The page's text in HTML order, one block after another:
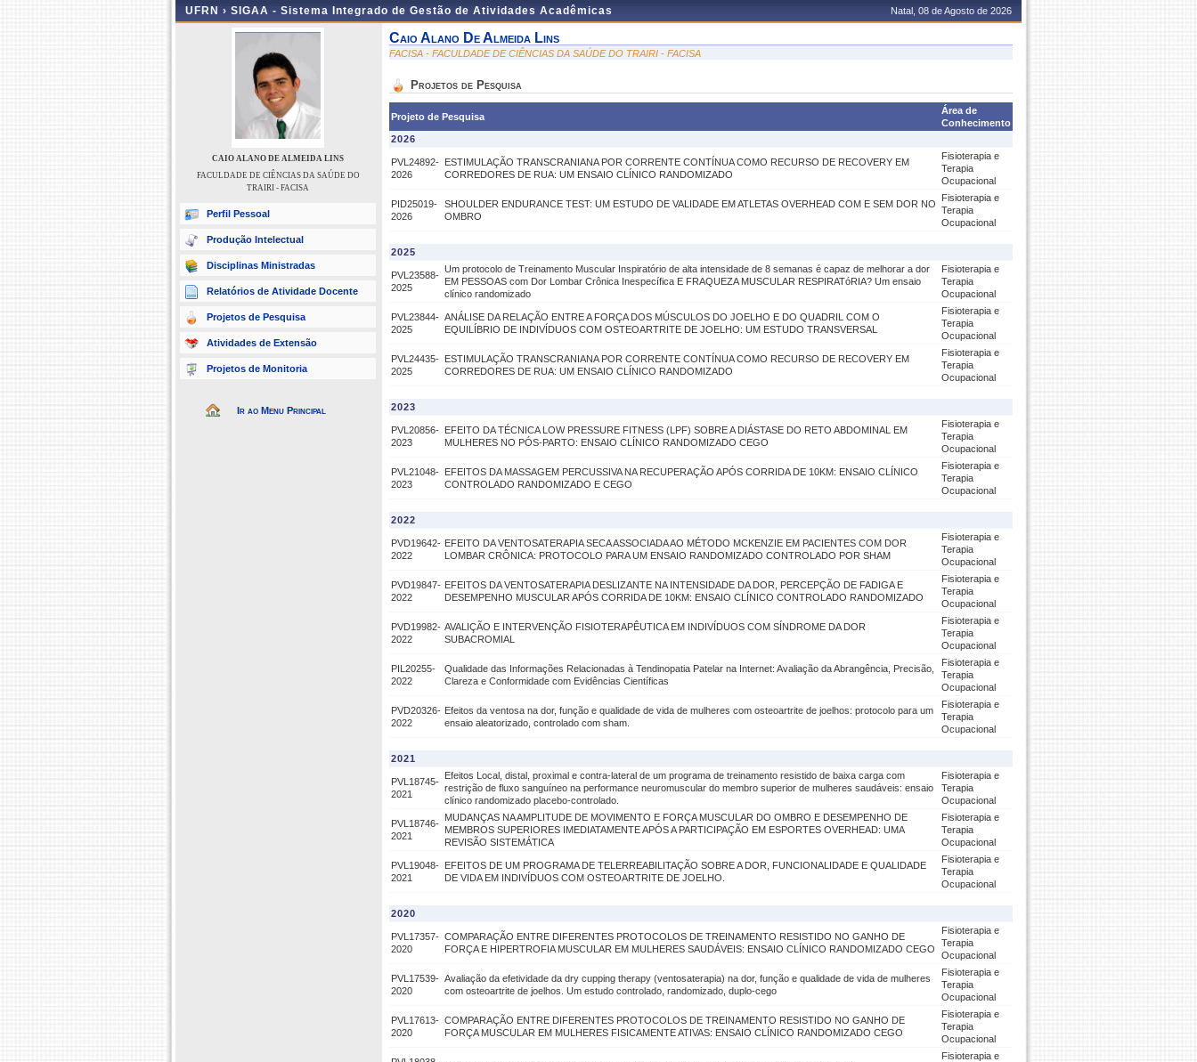
UFRN › SIGAA - Sistema Integrado de Gestão de Atividades Acadêmicas Natal, 08 de Agosto de 2026
CAIO ALANO DE ALMEIDA LINS
FACULDADE DE CIÊNCIAS DA SAÚDE DO
TRAIRI - FACISA
Perfil Pessoal
Produção Intelectual
Disciplinas Ministradas
Relatórios de Atividade Docente
Projetos de Pesquisa
Atividades de Extensão
Projetos de Monitoria
Ir ao Menu Principal
Caio Alano De Almeida Lins
FACISA - FACULDADE DE CIÊNCIAS DA SAÚDE DO TRAIRI - FACISA
Projetos de Pesquisa
Projeto de Pesquisa
Área de
Conhecimento
2026
PVL24892-
2026
ESTIMULAÇÃO TRANSCRANIANA POR CORRENTE CONTÍNUA COMO RECURSO DE RECOVERY EM
CORREDORES DE RUA: UM ENSAIO CLÍNICO RANDOMIZADO
Fisioterapia e
Terapia
Ocupacional
PID25019-
2026
SHOULDER ENDURANCE TEST: UM ESTUDO DE VALIDADE EM ATLETAS OVERHEAD COM E SEM DOR NO
OMBRO
Fisioterapia e
Terapia
Ocupacional
2025
PVL23588-
2025
Um protocolo de Treinamento Muscular Inspiratório de alta intensidade de 8 semanas é capaz de melhorar a dor
EM PESSOAS com Dor Lombar Crônica Inespecífica E FRAQUEZA MUSCULAR RESPIRATóRIA? Um ensaio
clínico randomizado
Fisioterapia e
Terapia
Ocupacional
PVL23844-
2025
ANÁLISE DA RELAÇÃO ENTRE A FORÇA DOS MÚSCULOS DO JOELHO E DO QUADRIL COM O
EQUILÍBRIO DE INDIVÍDUOS COM OSTEOARTRITE DE JOELHO: UM ESTUDO TRANSVERSAL
Fisioterapia e
Terapia
Ocupacional
PVL24435-
2025
ESTIMULAÇÃO TRANSCRANIANA POR CORRENTE CONTÍNUA COMO RECURSO DE RECOVERY EM
CORREDORES DE RUA: UM ENSAIO CLÍNICO RANDOMIZADO
Fisioterapia e
Terapia
Ocupacional
2023
PVL20856-
2023
EFEITO DA TÉCNICA LOW PRESSURE FITNESS (LPF) SOBRE A DIÁSTASE DO RETO ABDOMINAL EM
MULHERES NO PÓS-PARTO: ENSAIO CLÍNICO RANDOMIZADO CEGO
Fisioterapia e
Terapia
Ocupacional
PVL21048-
2023
EFEITOS DA MASSAGEM PERCUSSIVA NA RECUPERAÇÃO APÓS CORRIDA DE 10KM: ENSAIO CLÍNICO
CONTROLADO RANDOMIZADO E CEGO
Fisioterapia e
Terapia
Ocupacional
2022
PVD19642-
2022
EFEITO DA VENTOSATERAPIA SECA ASSOCIADA AO MÉTODO MCKENZIE EM PACIENTES COM DOR
LOMBAR CRÔNICA: PROTOCOLO PARA UM ENSAIO RANDOMIZADO CONTROLADO POR SHAM
Fisioterapia e
Terapia
Ocupacional
PVD19847-
2022
EFEITOS DA VENTOSATERAPIA DESLIZANTE NA INTENSIDADE DA DOR, PERCEPÇÃO DE FADIGA E
DESEMPENHO MUSCULAR APÓS CORRIDA DE 10KM: ENSAIO CLÍNICO CONTROLADO RANDOMIZADO
Fisioterapia e
Terapia
Ocupacional
PVD19982-
2022
AVALIÇÃO E INTERVENÇÃO FISIOTERAPÊUTICA EM INDIVÍDUOS COM SÍNDROME DA DOR
SUBACROMIAL
Fisioterapia e
Terapia
Ocupacional
PIL20255-
2022
Qualidade das Informações Relacionadas à Tendinopatia Patelar na Internet: Avaliação da Abrangência, Precisão,
Clareza e Conformidade com Evidências Científicas
Fisioterapia e
Terapia
Ocupacional
PVD20326-
2022
Efeitos da ventosa na dor, função e qualidade de vida de mulheres com osteoartrite de joelhos: protocolo para um
ensaio aleatorizado, controlado com sham.
Fisioterapia e
Terapia
Ocupacional
2021
PVL18745-
2021
Efeitos Local, distal, proximal e contra-lateral de um programa de treinamento resistido de baixa carga com
restrição de fluxo sanguíneo na performance neuromuscular do membro superior de mulheres saudáveis: ensaio
clínico randomizado placebo-controlado.
Fisioterapia e
Terapia
Ocupacional
PVL18746-
2021
MUDANÇAS NA AMPLITUDE DE MOVIMENTO E FORÇA MUSCULAR DO OMBRO E DESEMPENHO DE
MEMBROS SUPERIORES IMEDIATAMENTE APÓS A PARTICIPAÇÃO EM ESPORTES OVERHEAD: UMA
REVISÃO SISTEMÁTICA
Fisioterapia e
Terapia
Ocupacional
PVL19048-
2021
EFEITOS DE UM PROGRAMA DE TELERREABILITAÇÃO SOBRE A DOR, FUNCIONALIDADE E QUALIDADE
DE VIDA EM INDIVÍDUOS COM OSTEOARTRITE DE JOELHO.
Fisioterapia e
Terapia
Ocupacional
2020
PVL17357-
2020
COMPARAÇÃO ENTRE DIFERENTES PROTOCOLOS DE TREINAMENTO RESISTIDO NO GANHO DE
FORÇA E HIPERTROFIA MUSCULAR EM MULHERES SAUDÁVEIS: ENSAIO CLÍNICO RANDOMIZADO CEGO
Fisioterapia e
Terapia
Ocupacional
PVL17539-
2020
Avaliação da efetividade da dry cupping therapy (ventosaterapia) na dor, função e qualidade de vida de mulheres
com osteoartrite de joelhos. Um estudo controlado, randomizado, duplo-cego
Fisioterapia e
Terapia
Ocupacional
PVL17613-
2020
COMPARAÇÃO ENTRE DIFERENTES PROTOCOLOS DE TREINAMENTO RESISTIDO NO GANHO DE
FORÇA MUSCULAR EM MULHERES FISICAMENTE ATIVAS: ENSAIO CLÍNICO RANDOMIZADO CEGO
Fisioterapia e
Terapia
Ocupacional
Fisioterapia e